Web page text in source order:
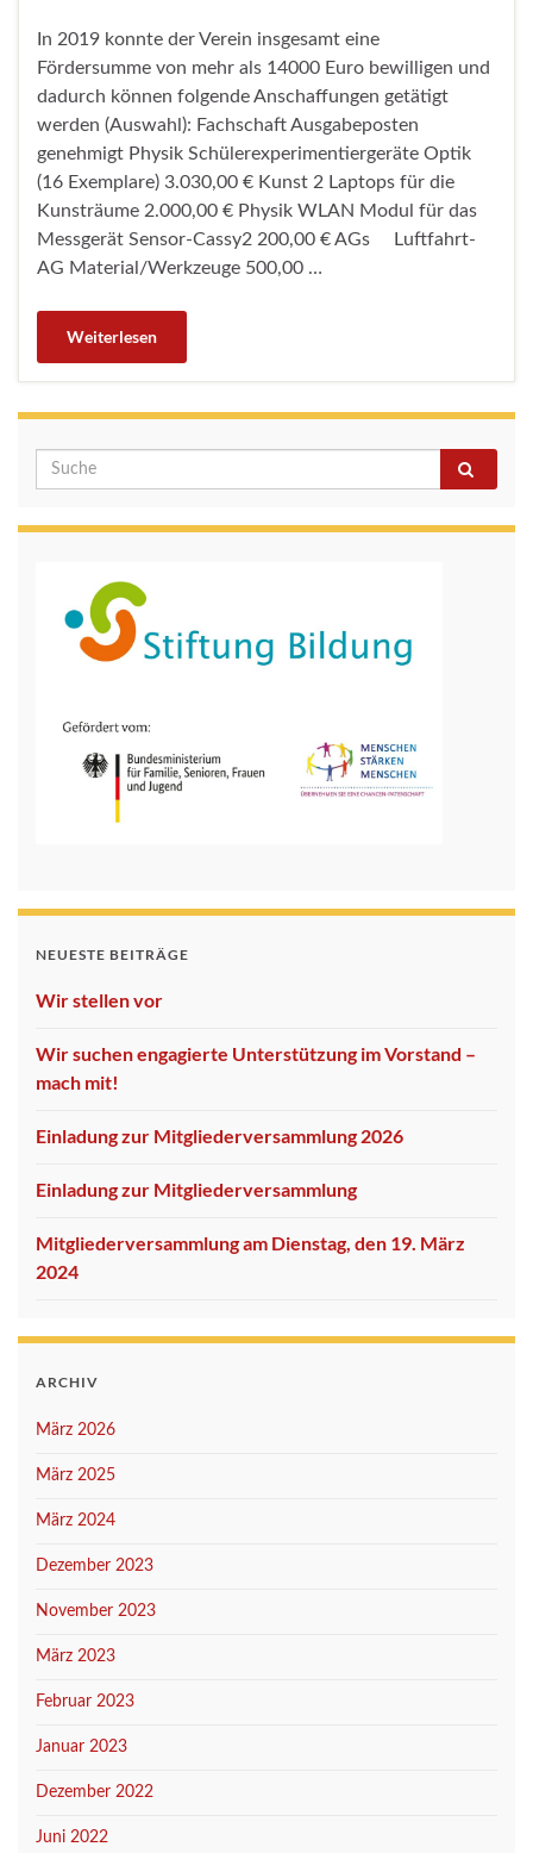
In 2019 konnte der Verein insgesamt eine
Fördersumme von mehr als 14000 Euro bewilligen und
dadurch können folgende Anschaffungen getätigt
werden (Auswahl): Fachschaft Ausgabeposten
genehmigt Physik Schülerexperimentiergeräte Optik
(16 Exemplare) 3.030,00 € Kunst 2 Laptops für die
Kunsträume 2.000,00 € Physik WLAN Modul für das
Messgerät Sensor-Cassy2 200,00 € AGs Luftfahrt-
AG Material/Werkzeuge 500,00 …
Weiterlesen
NEUESTE BEITRÄGE
Wir stellen vor
Wir suchen engagierte Unterstützung im Vorstand –
mach mit!
Einladung zur Mitgliederversammlung 2026
Einladung zur Mitgliederversammlung
Mitgliederversammlung am Dienstag, den 19. März
2024
ARCHIV
März 2026
März 2025
März 2024
Dezember 2023
November 2023
März 2023
Februar 2023
Januar 2023
Dezember 2022
Juni 2022